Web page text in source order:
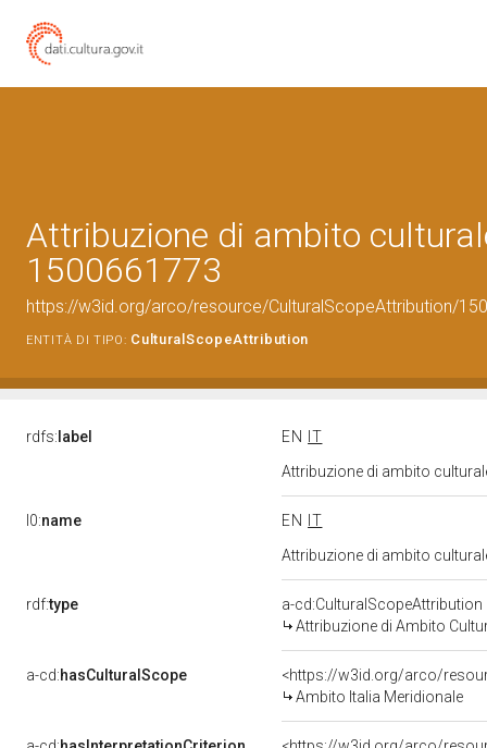
Attribuzione di ambito
1500661773
https://w3id.org/arco/resource/CulturalScopeAttribution/
ENTITÀ DI TIPO: CulturalScopeAttribution
rdfs: label EN
IT
Attribuzione di ambito
l0:name EN
IT
Attribuzione di ambito
rdf:type
a-cd:CulturalScopeAttribution
Attribuzione di Ambito
a-cd:hasCulturalScope
<https://w3id.org/arco/
Ambito Italia Meridionale